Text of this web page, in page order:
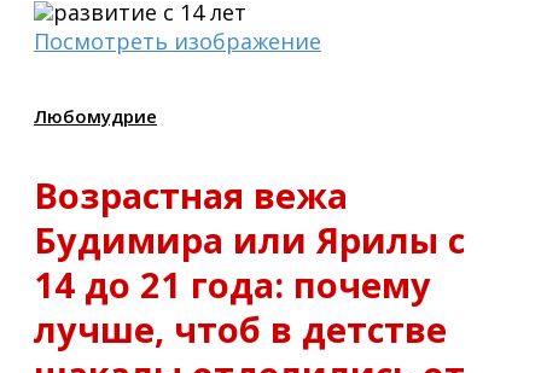
Посмотреть изображение
Любомудрие
Возрастная вежа
Будимира или Ярилы с
14 до 21 года: почему
лучше, чтоб в детстве